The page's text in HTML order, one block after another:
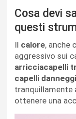
Cosa devi
questi
Il calore, anche
aggressivo sui
arricciacapelli
capelli
tranquillamente
ottenere una